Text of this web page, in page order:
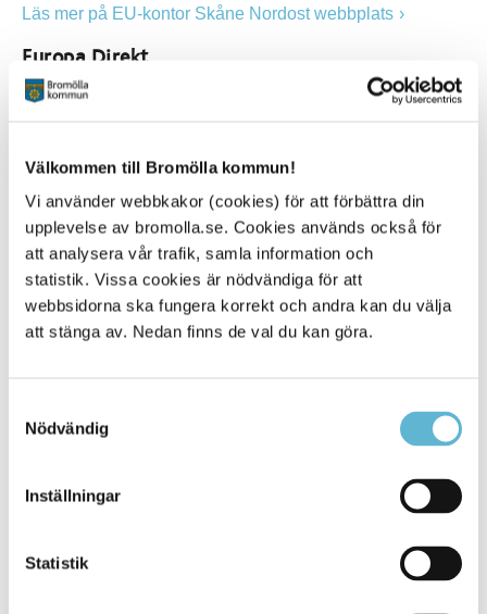
Välkommen till Bromölla kommun!
Vi använder webbkakor (cookies) för att förbättra din
upplevelse av bromolla.se. Cookies används också för
att analysera vår trafik, samla information och
statistik. Vissa cookies är nödvändiga för att
webbsidorna ska fungera korrekt och andra kan du välja
att stänga av. Nedan finns de val du kan göra.
Nödvändig
Inställningar
Statistik
Läs mer på EU-kontor Skåne Nordost webbplats
Europa Direkt
Till Europa Direkt kan du vända dig om du har frågor och
inkluderar Bromölla. Europa Direkt har till uppgift att
prioriterad målgrupp är ungdomar.
Mer information och kontaktuppgifter till Europa direkt
Hässleholm